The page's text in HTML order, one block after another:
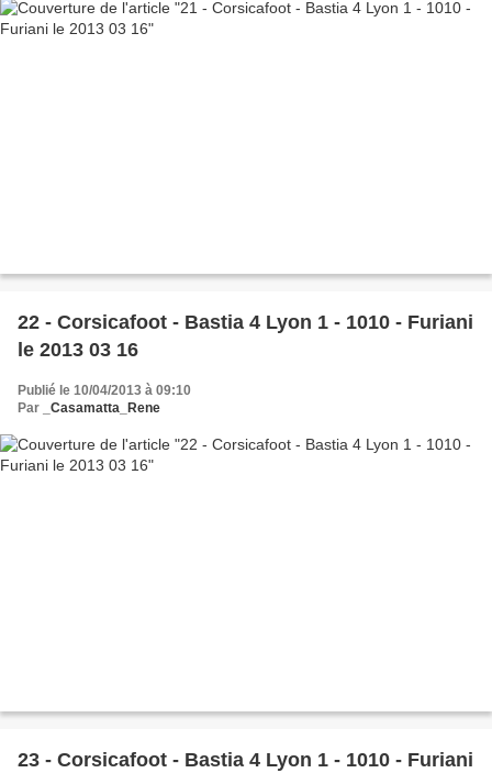
22 - Corsicafoot - Bastia 4 Lyon 1 - 1010 - Furiani
le 2013 03 16
Publié le 10/04/2013 à 09:10
Par
_Casamatta_Rene
23 - Corsicafoot - Bastia 4 Lyon 1 - 1010 - Furiani